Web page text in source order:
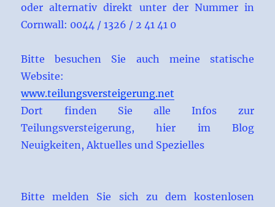
oder alternativ direkt unter der Nummer in
Cornwall: 0044 / 1326 / 2 41 41 0
Bitte besuchen Sie auch meine statische
Website:
www.teilungsversteigerung.net
Dort finden Sie alle Infos zur
Teilungsversteigerung, hier im Blog
Neuigkeiten, Aktuelles und Spezielles
Bitte melden Sie sich zu dem kostenlosen